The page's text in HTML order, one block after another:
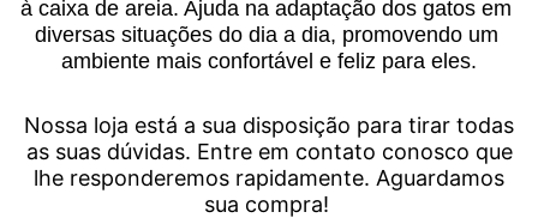
à caixa de areia. Ajuda na adaptação dos gatos em
diversas situações do dia a dia, promovendo um
ambiente mais confortável e feliz para eles.
Nossa loja está a sua disposição para tirar todas
as suas dúvidas. Entre em contato conosco que
lhe responderemos rapidamente. Aguardamos
sua compra!